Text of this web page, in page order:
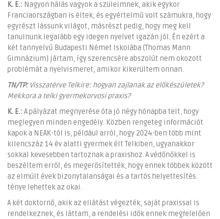
K. E.: Nagyon hálás vagyok a szüleimnek, akik egykor
Franciaországban is éltek, és egyértelmű volt számukra, hogy
egyrészt lássunk világot, másrészt pedig, hogy meg kell
tanulnunk legalább egy idegen nyelvet igazán jól. Én ezért a
két tannyelvű Budapesti Német Iskolába (Thomas Mann
Gimnázium) jártam, így szerencsére abszolút nem okozott
problémát a nyelvismeret, amikor kikerültem onnan.
TN/TP:Visszatérve Telkire: hogyan zajlanak az előkészületek?
Mekkora a telki gyermekorvosi praxis?
K. E.: A pályázat megnyerése óta jó négy hónapba telt, hogy
meglegyen minden engedély. Közben rengeteg információt
kapok a NEAK-tól is, például arról, hogy 2024-ben több mint
kilencszáz 14 év alatti gyermek élt Telkiben, ugyanakkor
sokkal kevesebben tartoznak a praxishoz. A védőnőkkel is
beszéltem erről, és megerősítették, hogy ennek többek között
az elmúlt évek bizonytalanságai és a tartós helyettesítés
ténye lehettek az okai.
A két doktornő, akik az ellátást végezték, saját praxissal is
rendelkeznek, és láttam, a rendelési idők ennek megfelelően